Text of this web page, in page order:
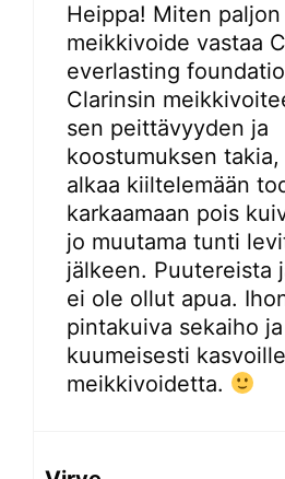
Heippa! Miten paljon
meikkivoide vastaa
everlasting
Clarinsin
sen peittävyyden ja
koostumuksen
alkaa kiiltelemään
karkaamaan pois
jo muutama tunti
jälkeen. Puutereista
ei ole ollut apua.
pintakuiva sekaiho
kuumeisesti
meikkivoidetta.